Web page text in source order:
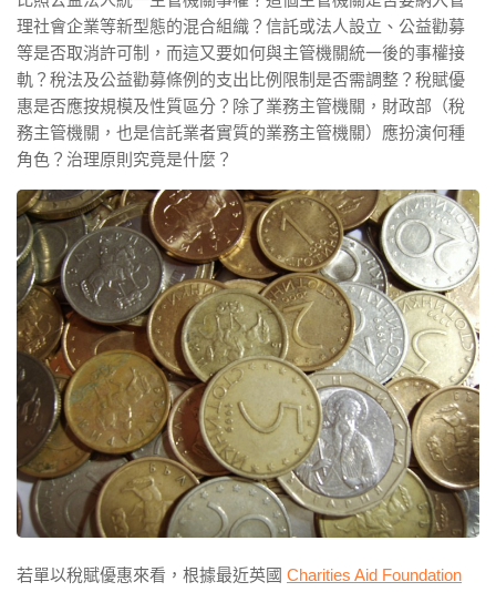
理社會企業等新型態的混合組織？信託或法人設立、公益勸募
等是否取消許可制，而這又要如何與主管機關統一後的事權接
軌？稅法及公益勸募條例的支出比例限制是否需調整？稅賦優
惠是否應按規模及性質區分？除了業務主管機關，財政部（稅
務主管機關，也是信託業者實質的業務主管機關）應扮演何種
角色？治理原則究竟是什麼？
若單以稅賦優惠來看，根據最近英國 Charities Aid Foundation